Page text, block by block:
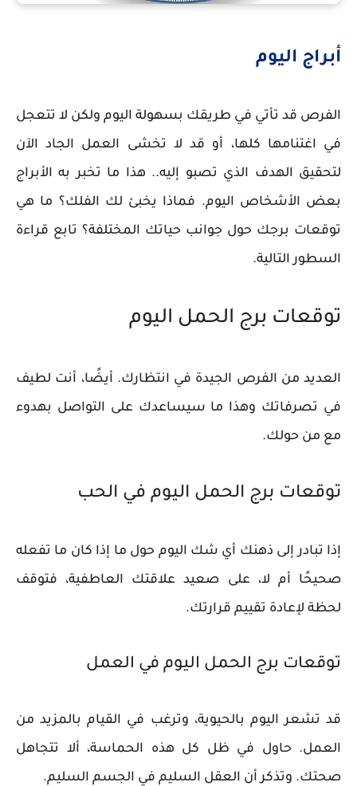
أبراج اليوم
الفرص قد تأتي في طريقك بسهولة اليوم ولكن لا تتعجل
في اغتنامها كلها، أو قد لا تخشى العمل الجاد الآن
لتحقيق الهدف الذي تصبو إليه.. هذا ما تخبر به الأبراج
بعض الأشخاص اليوم. فماذا يخبئ لك الفلك؟ ما هي
توقعات برجك حول جوانب حياتك المختلفة؟ تابع قراءة
السطور التالية.
توقعات برج الحمل اليوم
العديد من الفرص الجيدة في انتظارك. أيضًا، أنت لطيف
في تصرفاتك وهذا ما سيساعدك على التواصل بهدوء
مع من حولك.
توقعات برج الحمل اليوم في الحب
إذا تبادر إلى ذهنك أي شك اليوم حول ما إذا كان ما تفعله
صحيحًا أم لا، على صعيد علاقتك العاطفية، فتوقف
لحظة لإعادة تقييم قرارتك.
توقعات برج الحمل اليوم في العمل
قد تشعر اليوم بالحيوية، وترغب في القيام بالمزيد من
العمل. حاول في ظل كل هذه الحماسة، ألا تتجاهل
صحتك. وتذكر أن العقل السليم في الجسم السليم.